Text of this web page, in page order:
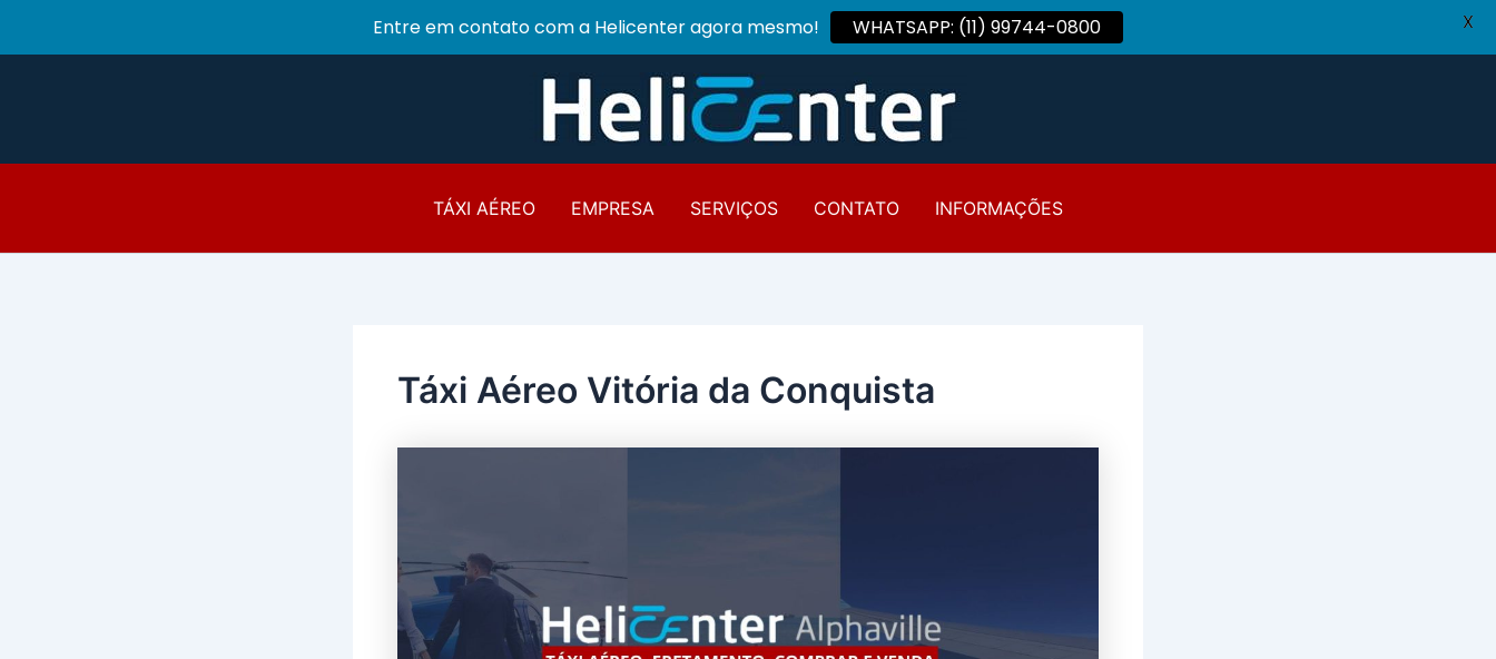
TÁXI AÉREO EMPRESA SERVIÇOS CONTATO INFORMAÇÕES
Táxi Aéreo Vitória da Conquista
Entre em contato com a Helicenter agora mesmo! WHATSAPP: (11) 99744-0800 X